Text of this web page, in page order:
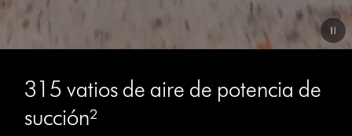
315 vatios de aire de potencia de
succión²